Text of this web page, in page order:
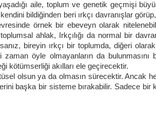
aile, toplum ve genetik geçmişi
bildiğinden beri ırkçı davranışlar
örnek bir ebeveyn olarak
ahlak, Irkçılığı da normal bir
bireyin ırkçı bir toplumda, diğeri
öyle olmayanların da bulunmasını
kötümserliği akılları ele geçirecektir.
olsun ya da olmasın sürecektir. Ancak
başka bir sisteme bırakabilir. Sadece bir